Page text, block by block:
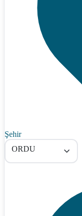
Şehir
ORDU